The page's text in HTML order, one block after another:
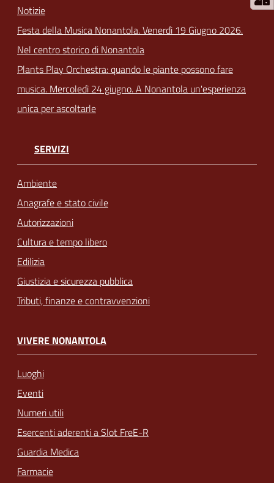
Notizie
Festa della Musica Nonantola. Venerdì 19 Giugno 2026.
Nel centro storico di Nonantola
Plants Play Orchestra: quando le piante possono fare
musica. Mercoledì 24 giugno. A Nonantola un'esperienza
unica per ascoltarle
SERVIZI
Ambiente
Anagrafe e stato civile
Autorizzazioni
Cultura e tempo libero
Edilizia
Giustizia e sicurezza pubblica
Tributi, finanze e contravvenzioni
VIVERE NONANTOLA
Luoghi
Eventi
Numeri utili
Esercenti aderenti a Slot FreE-R
Guardia Medica
Farmacie